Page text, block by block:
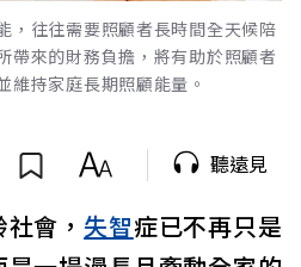
，往往需要照顧者長時間全天候陪
帶來的財務負擔，將有助於照顧者
維持家庭長期照顧能量。
聽遠見
會， 失智症已不再只是